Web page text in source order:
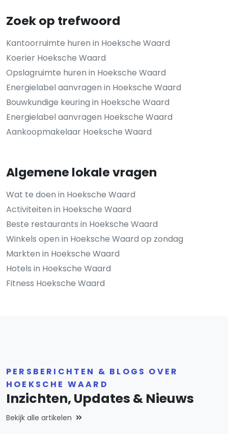
Zoek op trefwoord
Kantoorruimte huren in Hoeksche Waard
Koerier Hoeksche Waard
Opslagruimte huren in Hoeksche Waard
Energielabel aanvragen in Hoeksche Waard
Bouwkundige keuring in Hoeksche Waard
Energielabel aanvragen Hoeksche Waard
Aankoopmakelaar Hoeksche Waard
Algemene lokale vragen
Wat te doen in Hoeksche Waard
Activiteiten in Hoeksche Waard
Beste restaurants in Hoeksche Waard
Winkels open in Hoeksche Waard op zondag
Markten in Hoeksche Waard
Hotels in Hoeksche Waard
Fitness Hoeksche Waard
PERSBERICHTEN & BLOGS OVER
HOEKSCHE WAARD
Inzichten, Updates & Nieuws
Bekijk alle artikelen